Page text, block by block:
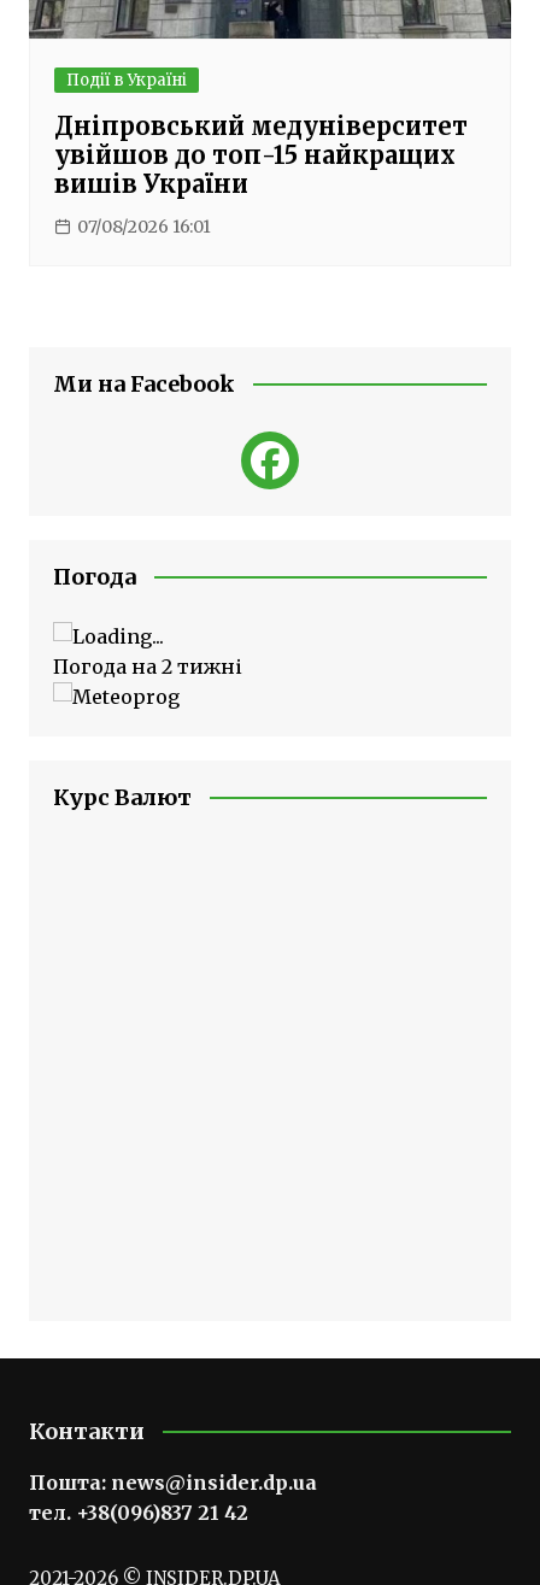
Події в Україні
Дніпровський медуніверситет
увійшов до топ-15 найкращих
вишів України
07/08/2026 16:01
Ми на Facebook
Погода
Погода на 2 тижні
Курс Валют
Контакти
Пошта: news@insider.dp.ua
тел. +38(096)837 21 42
2021-2026 © INSIDER.DP.UA